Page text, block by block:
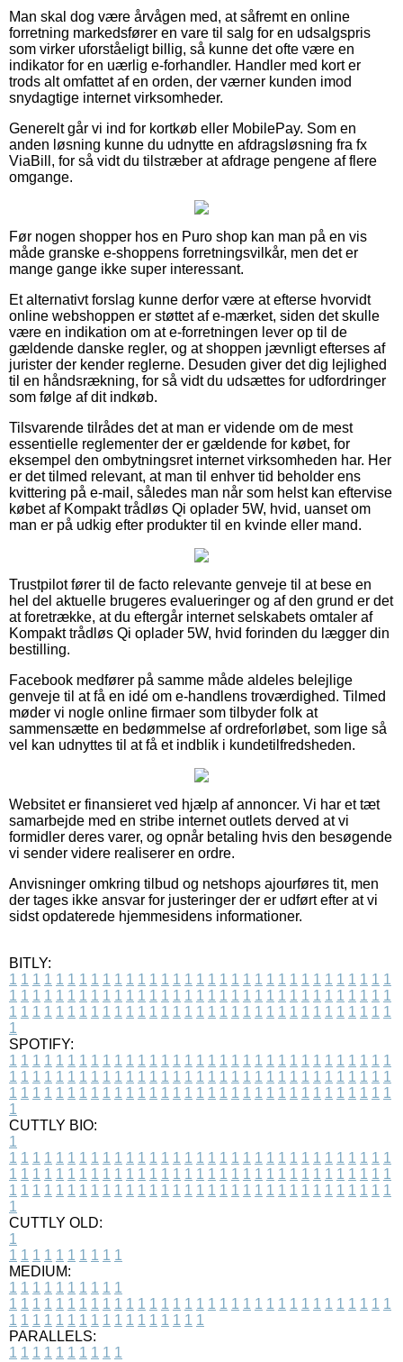
Man skal dog være årvågen med, at såfremt en online
forretning markedsfører en vare til salg for en udsalgspris
som virker uforståeligt billig, så kunne det ofte være en
indikator for en uærlig e-forhandler. Handler med kort er
trods alt omfattet af en orden, der værner kunden imod
snydagtige internet virksomheder.
Generelt går vi ind for kortkøb eller MobilePay. Som en
anden løsning kunne du udnytte en afdragsløsning fra fx
ViaBill, for så vidt du tilstræber at afdrage pengene af flere
omgange.
Før nogen shopper hos en Puro shop kan man på en vis
måde granske e-shoppens forretningsvilkår, men det er
mange gange ikke super interessant.
Et alternativt forslag kunne derfor være at efterse hvorvidt
online webshoppen er støttet af e-mærket, siden det skulle
være en indikation om at e-forretningen lever op til de
gældende danske regler, og at shoppen jævnligt efterses af
jurister der kender reglerne. Desuden giver det dig lejlighed
til en håndsrækning, for så vidt du udsættes for udfordringer
som følge af dit indkøb.
Tilsvarende tilrådes det at man er vidende om de mest
essentielle reglementer der er gældende for købet, for
eksempel den ombytningsret internet virksomheden har. Her
er det tilmed relevant, at man til enhver tid beholder ens
kvittering på e-mail, således man når som helst kan eftervise
købet af Kompakt trådløs Qi oplader 5W, hvid, uanset om
man er på udkig efter produkter til en kvinde eller mand.
Trustpilot fører til de facto relevante genveje til at bese en
hel del aktuelle brugeres evalueringer og af den grund er det
at foretrække, at du eftergår internet selskabets omtaler af
Kompakt trådløs Qi oplader 5W, hvid forinden du lægger din
bestilling.
Facebook medfører på samme måde aldeles belejlige
genveje til at få en idé om e-handlens troværdighed. Tilmed
møder vi nogle online firmaer som tilbyder folk at
sammensætte en bedømmelse af ordreforløbet, som lige så
vel kan udnyttes til at få et indblik i kundetilfredsheden.
Websitet er finansieret ved hjælp af annoncer. Vi har et tæt
samarbejde med en stribe internet outlets derved at vi
formidler deres varer, og opnår betaling hvis den besøgende
vi sender videre realiserer en ordre.
Anvisninger omkring tilbud og netshops ajourføres tit, men
der tages ikke ansvar for justeringer der er udført efter at vi
sidst opdaterede hjemmesidens informationer.
BITLY:
1 1 1 1 1 1 1 1 1 1 1 1 1 1 1 1 1 1 1 1 1 1 1 1 1 1 1 1 1 1 1 1 1
1 1 1 1 1 1 1 1 1 1 1 1 1 1 1 1 1 1 1 1 1 1 1 1 1 1 1 1 1 1 1 1 1
1 1 1 1 1 1 1 1 1 1 1 1 1 1 1 1 1 1 1 1 1 1 1 1 1 1 1 1 1 1 1 1 1
1
SPOTIFY:
1 1 1 1 1 1 1 1 1 1 1 1 1 1 1 1 1 1 1 1 1 1 1 1 1 1 1 1 1 1 1 1 1
1 1 1 1 1 1 1 1 1 1 1 1 1 1 1 1 1 1 1 1 1 1 1 1 1 1 1 1 1 1 1 1 1
1 1 1 1 1 1 1 1 1 1 1 1 1 1 1 1 1 1 1 1 1 1 1 1 1 1 1 1 1 1 1 1 1
1
CUTTLY BIO:
1
1 1 1 1 1 1 1 1 1 1 1 1 1 1 1 1 1 1 1 1 1 1 1 1 1 1 1 1 1 1 1 1 1
1 1 1 1 1 1 1 1 1 1 1 1 1 1 1 1 1 1 1 1 1 1 1 1 1 1 1 1 1 1 1 1 1
1 1 1 1 1 1 1 1 1 1 1 1 1 1 1 1 1 1 1 1 1 1 1 1 1 1 1 1 1 1 1 1 1
1
CUTTLY OLD:
1
1 1 1 1 1 1 1 1 1 1
MEDIUM:
1 1 1 1 1 1 1 1 1 1
1 1 1 1 1 1 1 1 1 1 1 1 1 1 1 1 1 1 1 1 1 1 1 1 1 1 1 1 1 1 1 1 1
1 1 1 1 1 1 1 1 1 1 1 1 1 1 1 1 1
PARALLELS:
1 1 1 1 1 1 1 1 1 1